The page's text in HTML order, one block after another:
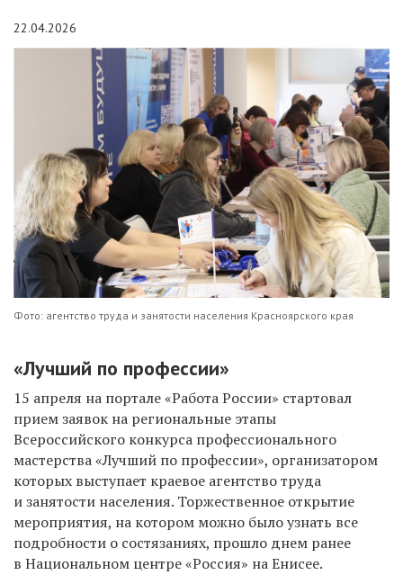
22.04.2026
Фото: агентство труда и занятости населения Красноярского края
«Лучший по профессии»
15 апреля на портале «Работа России» стартовал
прием заявок на региональные этапы
Всероссийского конкурса профессионального
мастерства «Лучший по профессии», организатором
которых выступает краевое агентство труда
и занятости населения. Торжественное открытие
мероприятия, на котором можно было узнать все
подробности о состязаниях, прошло днем ранее
в Национальном центре «Россия» на Енисее.